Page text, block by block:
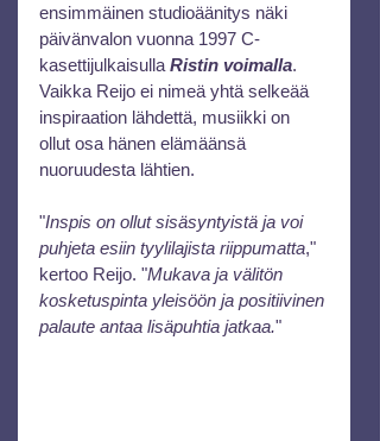
ensimmäinen studioäänitys näki
päivänvalon vuonna 1997 C-
kasettijulkaisulla Ristin voimalla.
Vaikka Reijo ei nimeä yhtä selkeää
inspiraation lähdettä, musiikki on
ollut osa hänen elämäänsä
nuoruudesta lähtien.
"Inspis on ollut sisäsyntyistä ja voi
puhjeta esiin tyylilajista riippumatta,"
kertoo Reijo. "Mukava ja välitön
kosketuspinta yleisöön ja positiivinen
palaute antaa lisäpuhtia jatkaa."